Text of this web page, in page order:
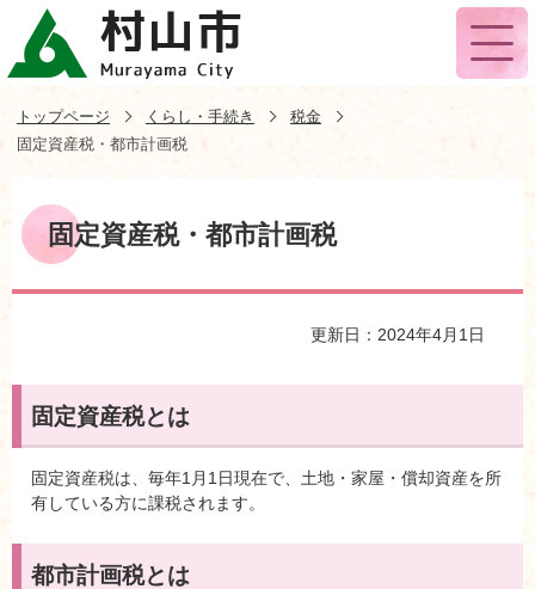
トップページ くらし・手続き
税金
固定資産税・都市計画税
固定資産税・都市計画税
更新日：2024年4月1日
固定資産税とは
固定資産税は、毎年1月1日現在で、土地・家屋・償却資産を所
有している方に課税されます。
都市計画税とは